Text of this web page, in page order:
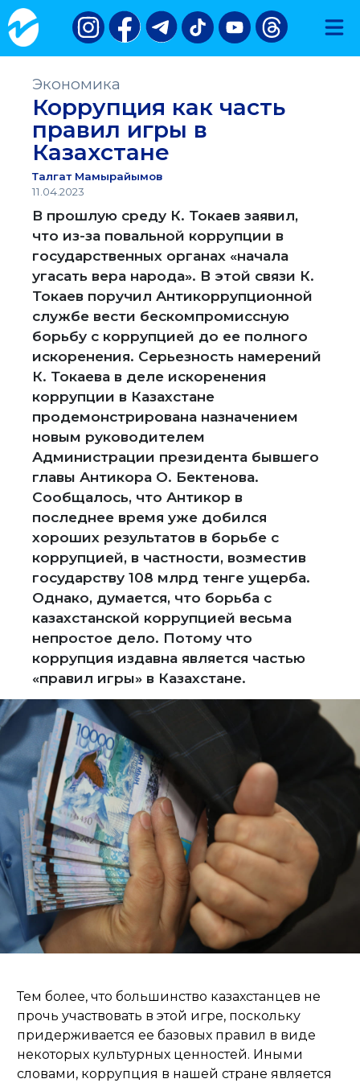
Экономика
Коррупция как часть
правил игры в
Казахстане
Талгат Мамырайымов
11.04.2023
В прошлую среду К. Токаев заявил,
что из-за повальной коррупции в
государственных органах «начала
угасать вера народа». В этой связи К.
Токаев поручил Антикоррупционной
службе вести бескомпромиссную
борьбу с коррупцией до ее полного
искоренения. Серьезность намерений
К. Токаева в деле искоренения
коррупции в Казахстане
продемонстрирована назначением
новым руководителем
Администрации президента бывшего
главы Антикора О. Бектенова.
Сообщалось, что Антикор в
последнее время уже добился
хороших результатов в борьбе с
коррупцией, в частности, возместив
государству 108 млрд тенге ущерба.
Однако, думается, что борьба с
казахстанской коррупцией весьма
непростое дело. Потому что
коррупция издавна является частью
«правил игры» в Казахстане.
Тем более, что большинство казахстанцев не
прочь участвовать в этой игре, поскольку
придерживается ее базовых правил в виде
некоторых культурных ценностей. Иными
словами, коррупция в нашей стране является